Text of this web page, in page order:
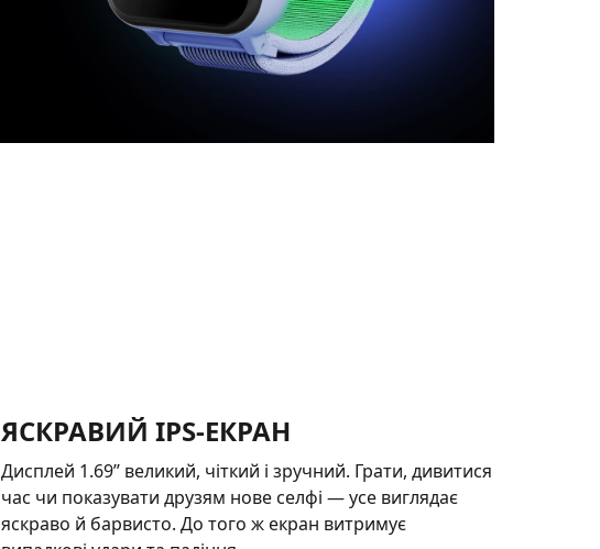
ЯСКРАВИЙ IPS-ЕКРАН
Дисплей 1.69’’ великий, чіткий і зручний. Грати, дивитися
час чи показувати друзям нове селфі — усе виглядає
яскраво й барвисто. До того ж екран витримує